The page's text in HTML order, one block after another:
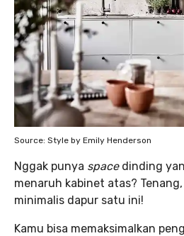
Source: Style by Emily Henderson
Nggak punya space dinding
menaruh kabinet atas?
minimalis dapur satu ini!
Kamu bisa memaksimalkan